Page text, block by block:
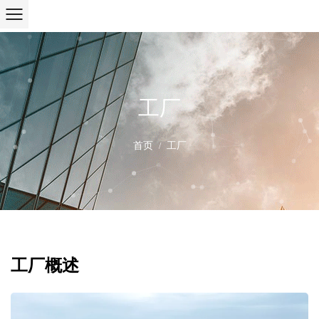
工厂
首页 / 工厂
工厂概述